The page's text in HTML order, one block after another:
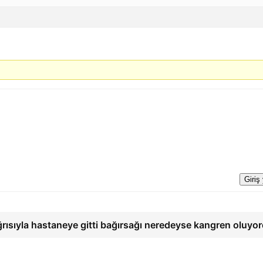
Giriş
hastaneye gitti bağırsağı neredeyse kangren